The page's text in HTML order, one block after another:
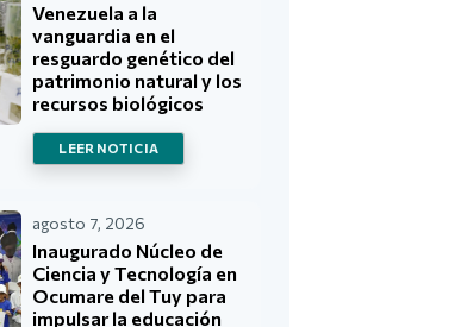
Venezuela a la
vanguardia en el
resguardo genético del
patrimonio natural y los
recursos biológicos
LEER NOTICIA
agosto 7, 2026
Inaugurado Núcleo de
Ciencia y Tecnología en
Ocumare del Tuy para
impulsar la educación